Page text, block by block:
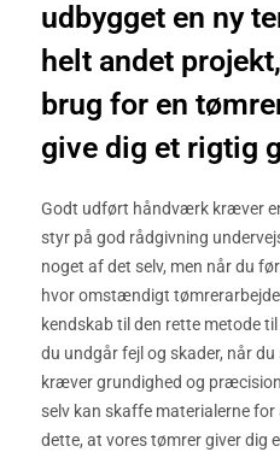
udbygget en ny
helt andet
brug for en
give dig et rigtig
Godt udført håndværk kræver
styr på god rådgivning
noget af det selv, men når du
hvor omstændigt
kendskab til den rette metode
du undgår fejl og skader, når
kræver grundighed og
selv kan skaffe materialerne
dette, at vores tømrer giver dig